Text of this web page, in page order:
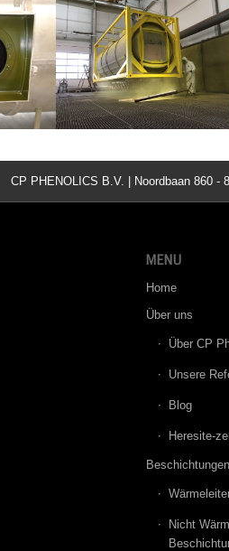
CP PHENOLICS B.V. | Noordbaan 860 -
MENU
Home
Über uns
Über CP
Unsere
Blog
Heresite-
Beschichtungen
Nicht